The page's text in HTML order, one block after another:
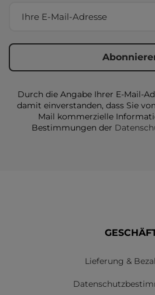
Durch die Angabe Ihrer E-Mail-
damit einverstanden, dass Sie
Mail kommerzielle
Bestimmungen der
Lieferung &